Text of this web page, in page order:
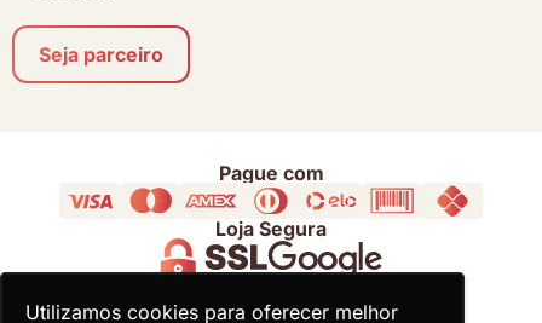
Utilizamos cookies para oferecer melhor
Utilizamos cookies para oferecer melhor
Seja parceiro
Pague com
Loja Segura
Acompanhe